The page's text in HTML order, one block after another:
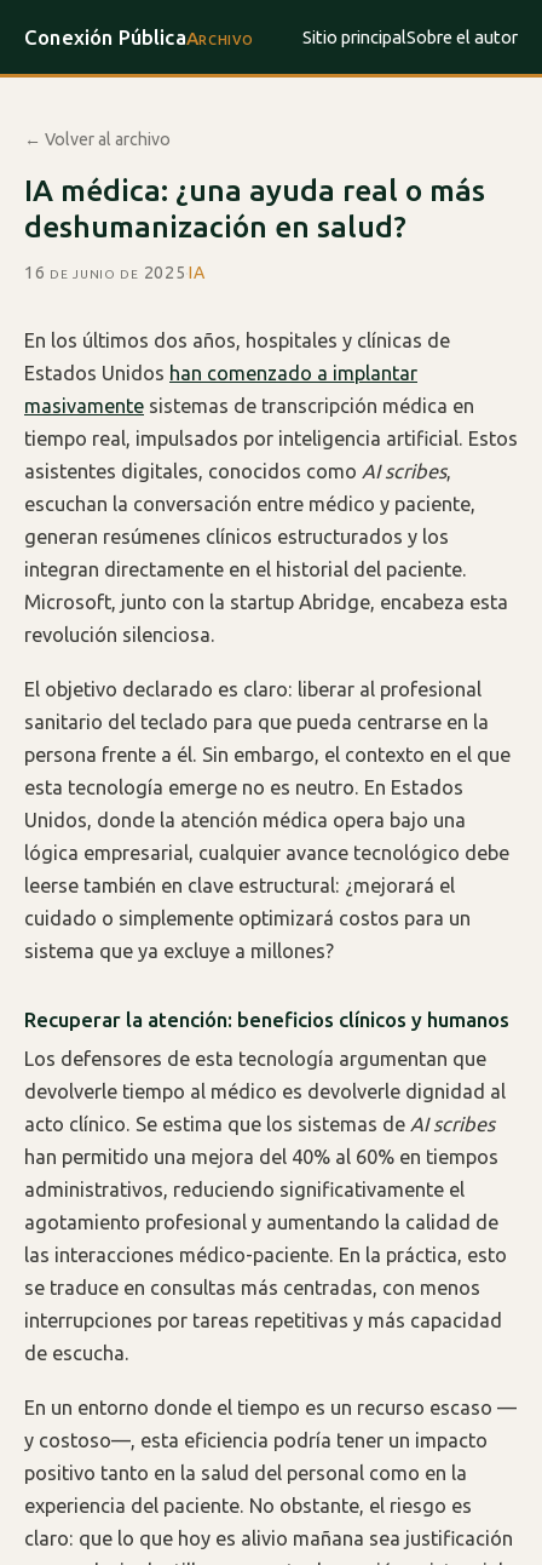
Conexión PúblicaArchivo Sitio principalSobre el autor
← Volver al archivo
IA médica: ¿una ayuda real o más
deshumanización en salud?
16 de junio de 2025·IA
En los últimos dos años, hospitales y clínicas de
Estados Unidos han comenzado a implantar
masivamente sistemas de transcripción médica en
tiempo real, impulsados por inteligencia artificial. Estos
asistentes digitales, conocidos como AI scribes,
escuchan la conversación entre médico y paciente,
generan resúmenes clínicos estructurados y los
integran directamente en el historial del paciente.
Microsoft, junto con la startup Abridge, encabeza esta
revolución silenciosa.
El objetivo declarado es claro: liberar al profesional
sanitario del teclado para que pueda centrarse en la
persona frente a él. Sin embargo, el contexto en el que
esta tecnología emerge no es neutro. En Estados
Unidos, donde la atención médica opera bajo una
lógica empresarial, cualquier avance tecnológico debe
leerse también en clave estructural: ¿mejorará el
cuidado o simplemente optimizará costos para un
sistema que ya excluye a millones?
Recuperar la atención: beneficios clínicos y humanos
Los defensores de esta tecnología argumentan que
devolverle tiempo al médico es devolverle dignidad al
acto clínico. Se estima que los sistemas de AI scribes
han permitido una mejora del 40% al 60% en tiempos
administrativos, reduciendo significativamente el
agotamiento profesional y aumentando la calidad de
las interacciones médico-paciente. En la práctica, esto
se traduce en consultas más centradas, con menos
interrupciones por tareas repetitivas y más capacidad
de escucha.
En un entorno donde el tiempo es un recurso escaso —
y costoso—, esta eficiencia podría tener un impacto
positivo tanto en la salud del personal como en la
experiencia del paciente. No obstante, el riesgo es
claro: que lo que hoy es alivio mañana sea justificación